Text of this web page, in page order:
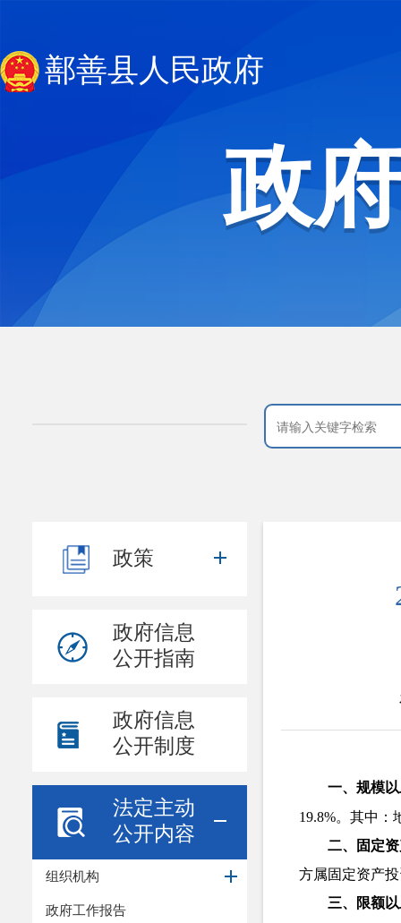
鄯善县人民政府
政
政策
政府信息
公开指南
政府信息
公开制度
法定主动
公开内容
组织机构
政府工作报告
一、规模
19.8%。其中：
二、固定
方属固定资产
三、限额